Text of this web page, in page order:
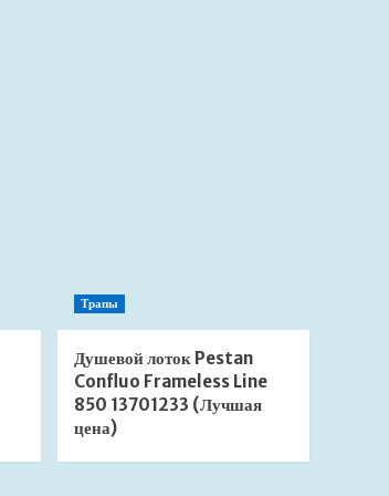
Трапы
Душевой лоток Pestan
Confluo Frameless Line
850 13701233 (Лучшая
цена)